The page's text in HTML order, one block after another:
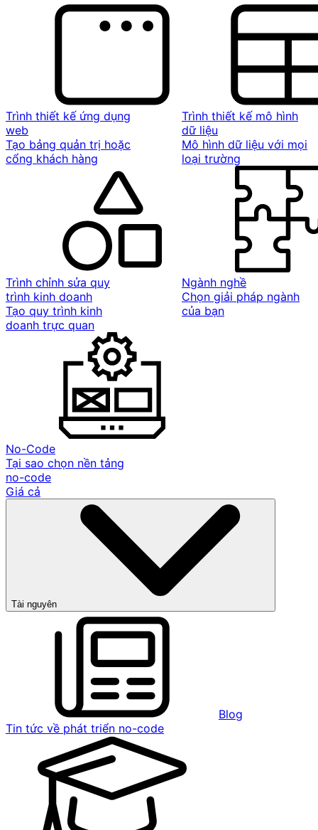
Trình thiết kế ứng dụng
web
Tạo bảng quản trị hoặc
cổng khách hàng
Trình thiết kế mô hình
dữ liệu
Mô hình dữ liệu với mọi
loại trường
Trình chỉnh sửa quy
trình kinh doanh
Tạo quy trình kinh
doanh trực quan
Ngành nghề
Chọn giải pháp ngành
của bạn
No-Code
Tại sao chọn nền tảng
no-code
Giá cả
Tài nguyên
Blog
Tin tức về phát triển no-code